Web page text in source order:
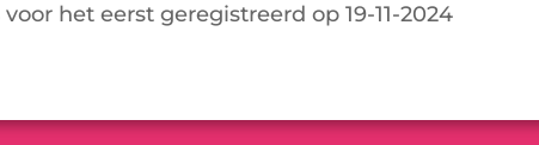
het eerst geregistreerd op 19-11-2024